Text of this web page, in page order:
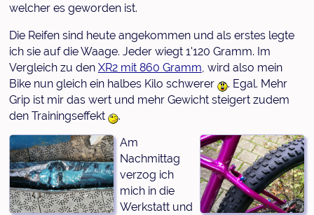
welcher es geworden ist.
Die Reifen sind heute angekommen und als erstes legte
ich sie auf die Waage. Jeder wiegt 1'120 Gramm. Im
Vergleich zu den XR2 mit 860 Gramm , wird also mein
Bike nun gleich ein halbes Kilo schwerer
. Egal. Mehr
Grip ist mir das wert und mehr Gewicht steigert zudem
den Trainingseffekt
.
Am
Nachmittag
verzog ich
mich in die
Werkstatt und